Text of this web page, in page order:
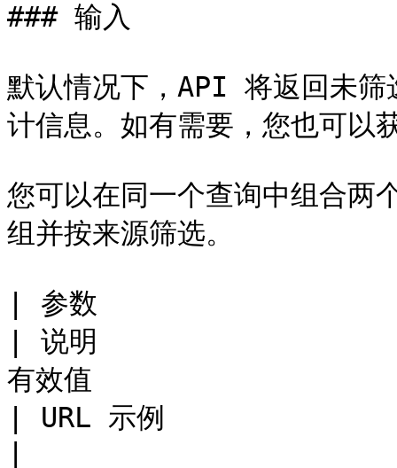
### 输入
默认情况下，API 将返回未筛
计信息。如有需要，您也可以
您可以在同一个查询中组合两
组并按来源筛选。
| 参数
| 说明
有效值
| URL 示例